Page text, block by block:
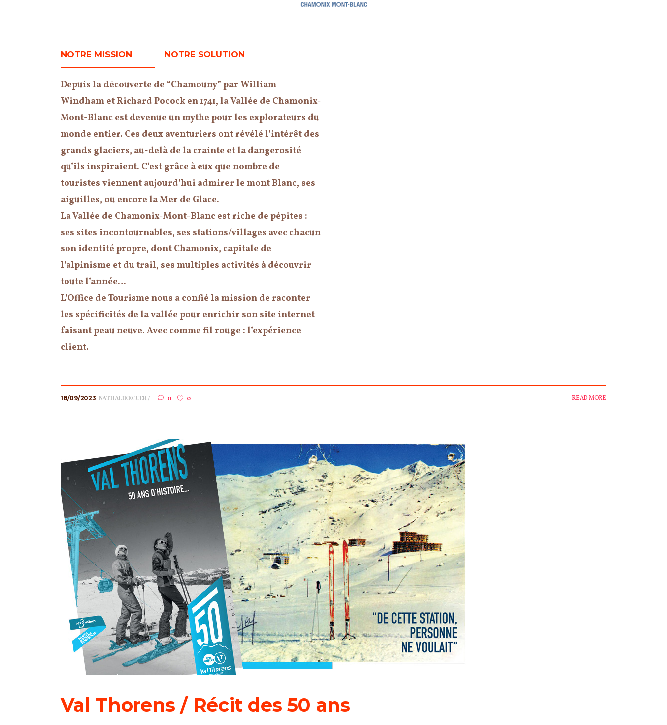
NOTRE MISSION NOTRE SOLUTION
Depuis la découverte de “Chamouny” par William
Windham et Richard Pocock en 1741, la Vallée de Chamonix-
Mont-Blanc est devenue un mythe pour les explorateurs du
monde entier. Ces deux aventuriers ont révélé l’intérêt des
grands glaciers, au-delà de la crainte et la dangerosité
qu’ils inspiraient. C’est grâce à eux que nombre de
touristes viennent aujourd’hui admirer le mont Blanc, ses
aiguilles, ou encore la Mer de Glace.
La Vallée de Chamonix-Mont-Blanc est riche de pépites :
ses sites incontournables, ses stations/villages avec chacun
son identité propre, dont Chamonix, capitale de
l’alpinisme et du trail, ses multiples activités à découvrir
toute l’année…
L’Office de Tourisme nous a confié la mission de raconter
les spécificités de la vallée pour enrichir son site internet
faisant peau neuve. Avec comme fil rouge : l’expérience
client.
18/09/2023 NATHALIE ECUER 0 0 READ MORE
Val Thorens / Récit des 50 ans